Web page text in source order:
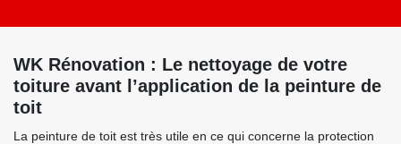
WK Rénovation : Le nettoyage de votre
toiture avant l’application de la peinture de
toit
La peinture de toit est très utile en ce qui concerne la protection